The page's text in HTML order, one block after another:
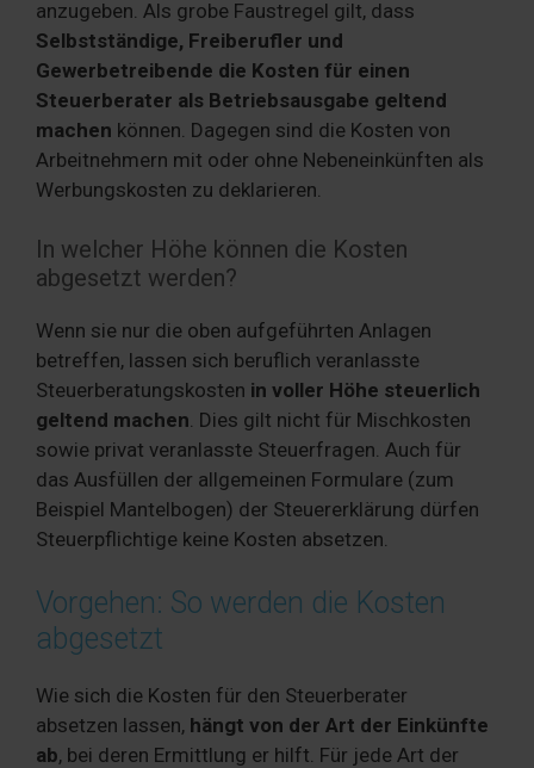
anzugeben. Als grobe Faustregel gilt, dass
Selbstständige, Freiberufler und
Gewerbetreibende die Kosten für einen
Steuerberater als Betriebsausgabe geltend
machen können. Dagegen sind die Kosten von
Arbeitnehmern mit oder ohne Nebeneinkünften als
Werbungskosten zu deklarieren.
In welcher Höhe können die Kosten
abgesetzt werden?
Wenn sie nur die oben aufgeführten Anlagen
betreffen, lassen sich beruflich veranlasste
Steuerberatungskosten in voller Höhe steuerlich
geltend machen. Dies gilt nicht für Mischkosten
sowie privat veranlasste Steuerfragen. Auch für
das Ausfüllen der allgemeinen Formulare (zum
Beispiel Mantelbogen) der Steuererklärung dürfen
Steuerpflichtige keine Kosten absetzen.
Vorgehen: So werden die Kosten
abgesetzt
Wie sich die Kosten für den Steuerberater
absetzen lassen, hängt von der Art der Einkünfte
ab, bei deren Ermittlung er hilft. Für jede Art der